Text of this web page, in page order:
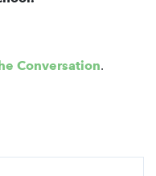
Conversation.